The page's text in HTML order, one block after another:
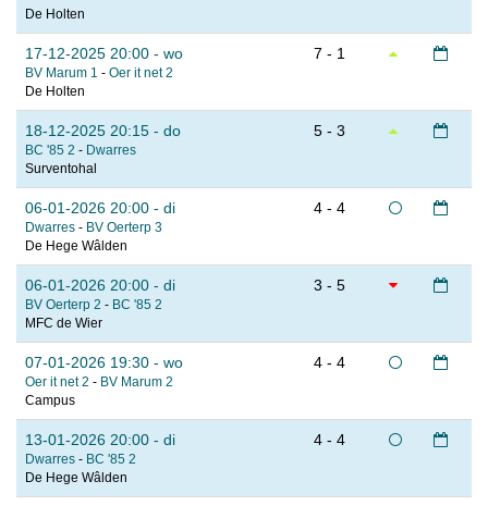
De Holten
17-12-2025 20:00 - wo
BV Marum 1 - Oer it net 2
De Holten
7 - 1
18-12-2025 20:15 - do
BC '85 2 - Dwarres
Surventohal
5 - 3
06-01-2026 20:00 - di
Dwarres - BV Oerterp 3
De Hege Wâlden
4 - 4
06-01-2026 20:00 - di
BV Oerterp 2 - BC '85 2
MFC de Wier
3 - 5
07-01-2026 19:30 - wo
Oer it net 2 - BV Marum 2
Campus
4 - 4
13-01-2026 20:00 - di
Dwarres - BC '85 2
De Hege Wâlden
4 - 4